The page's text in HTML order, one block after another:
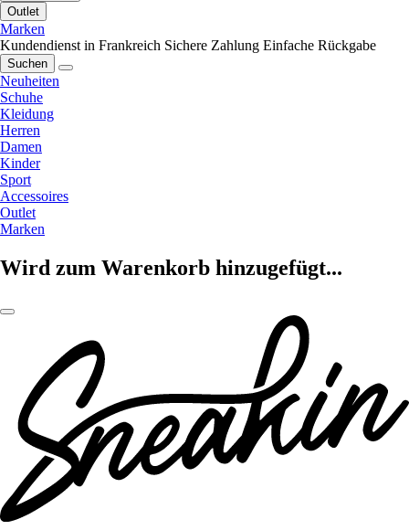
Outlet
Marken
Kundendienst in Frankreich Sichere Zahlung Einfache Rückgabe
Suchen
Neuheiten
Schuhe
Kleidung
Herren
Damen
Kinder
Sport
Accessoires
Outlet
Marken
Wird zum Warenkorb hinzugefügt...